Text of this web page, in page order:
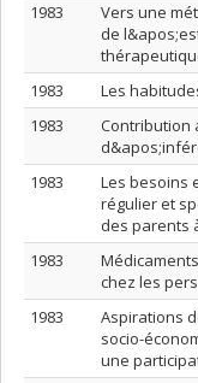
1983
Vers une
de
1983
Les
1983
Contribution
1983
Les besoins
régulier et
des parents
1983
chez les
1983
Aspirations
socio-
une